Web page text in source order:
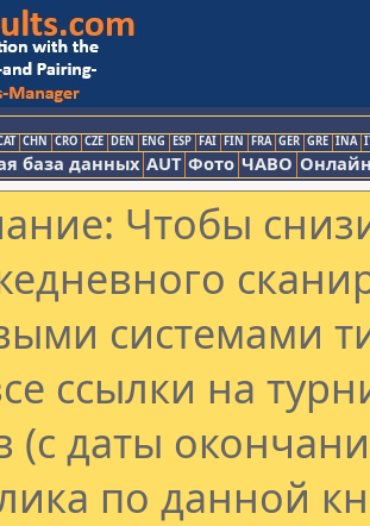
CHN CRO CZE DEN ENG ESP FAI FIN FRA GER GRE INA
база данных AUT Фото ЧАВО
Чтобы
системами
ссылки на
(с даты
по данной